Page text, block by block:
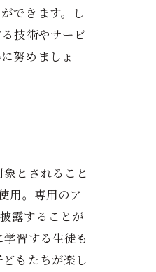
できます。し
技術やサービ
努めましょ
とされること
用。専用のア
露することが
習する生徒も
もたちが楽し